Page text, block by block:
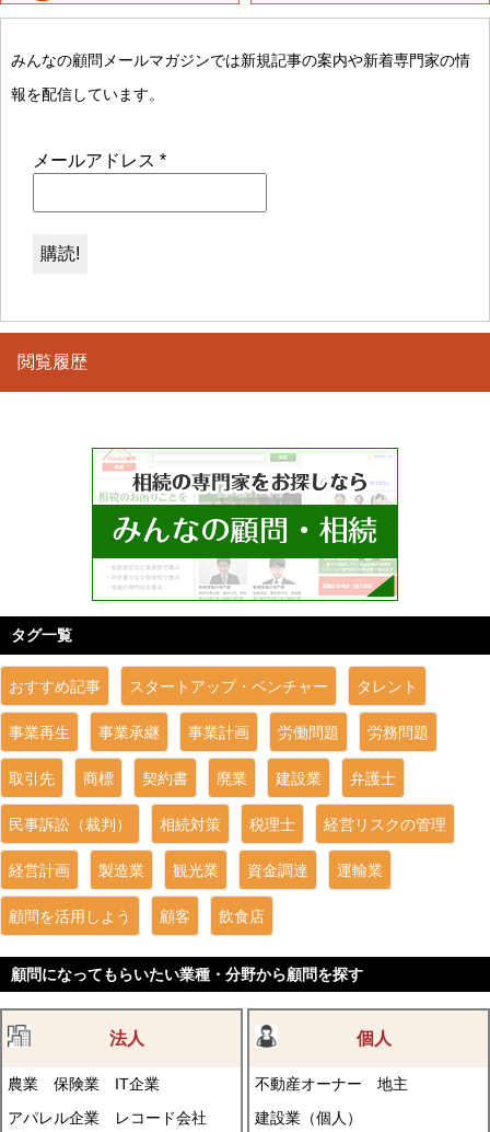
みんなの顧問メールマガジンでは新規記事の案内や新着専門家の情
報を配信しています。
メールアドレス *
閲覧履歴
タグ一覧
おすすめ記事 スタートアップ・ベンチャー タレント
事業再生 事業承継 事業計画 労働問題 労務問題
取引先 商標 契約書 廃業 建設業 弁護士
民事訴訟（裁判） 相続対策 税理士 経営リスクの管理
経営計画 製造業 観光業 資金調達 運輸業
顧問を活用しよう 顧客 飲食店
顧問になってもらいたい業種・分野から顧問を探す
法人
農業 保険業
IT企業
アパレル企業
レコード会社
個人
不動産オーナー
地主
建設業（個人）